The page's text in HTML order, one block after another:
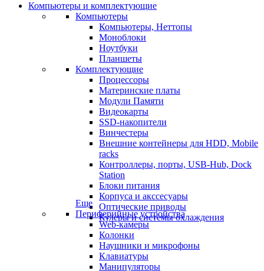
Компьютеры и комплектующие
Компьютеры
Компьютеры, Неттопы
Моноблоки
Ноутбуки
Планшеты
Комплектующие
Процессоры
Материнские платы
Модули Памяти
Видеокарты
SSD-накопители
Винчестеры
Внешние контейнеры для HDD, Mobile
racks
Контроллеры, порты, USB-Hub, Dock
Station
Блоки питания
Корпуса и акссесуары
Оптические приводы
Кулеры и системы охлаждения
Еще
Периферийные устройства
Web-камеры
Колонки
Наушники и микрофоны
Клавиатуры
Манипуляторы